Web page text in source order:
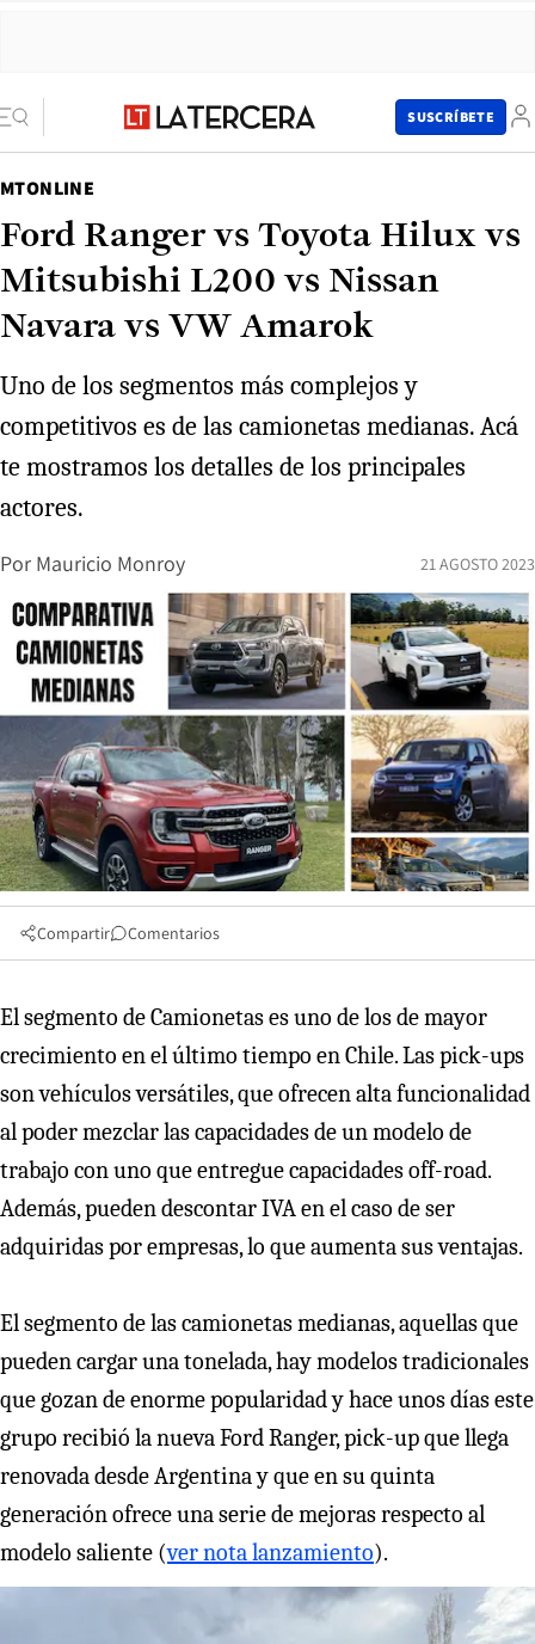
SUSCRÍBETE
MTONLINE
Ford Ranger vs Toyota Hilux vs
Mitsubishi L200 vs Nissan
Navara vs VW Amarok
Uno de los segmentos más complejos y
competitivos es de las camionetas medianas. Acá
te mostramos los detalles de los principales
actores.
Por Mauricio Monroy 21 AGOSTO 2023
Compartir Comentarios
El segmento de Camionetas es uno de los de mayor
crecimiento en el último tiempo en Chile. Las pick-ups
son vehículos versátiles, que ofrecen alta funcionalidad
al poder mezclar las capacidades de un modelo de
trabajo con uno que entregue capacidades off-road.
Además, pueden descontar IVA en el caso de ser
adquiridas por empresas, lo que aumenta sus ventajas.
El segmento de las camionetas medianas, aquellas que
pueden cargar una tonelada, hay modelos tradicionales
que gozan de enorme popularidad y hace unos días este
grupo recibió la nueva Ford Ranger, pick-up que llega
renovada desde Argentina y que en su quinta
generación ofrece una serie de mejoras respecto al
modelo saliente (ver nota lanzamiento).